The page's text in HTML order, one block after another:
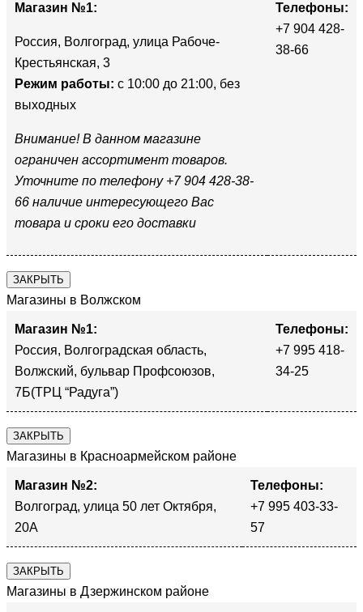
Магазин №1:
Россия, Волгоград, улица Рабоче-
Крестьянская, 3
Режим работы: с 10:00 до 21:00, без
выходных
Внимание! В данном магазине
ограничен ассортимент товаров.
Уточните по телефону +7 904 428-38-
66 наличие интересующего Вас
товара и сроки его доставки
Телефоны:
+7 904 428-
38-66
ЗАКРЫТЬ
Магазины в Волжском
Магазин №1:
Россия, Волгоградская область,
Волжский, бульвар Профсоюзов,
7Б(ТРЦ “Радуга”)
Телефоны:
+7 995 418-
34-25
ЗАКРЫТЬ
Магазины в Красноармейском районе
Магазин №2:
Волгоград, улица 50 лет Октября,
20А
Телефоны:
+7 995 403-33-
57
ЗАКРЫТЬ
Магазины в Дзержинском районе